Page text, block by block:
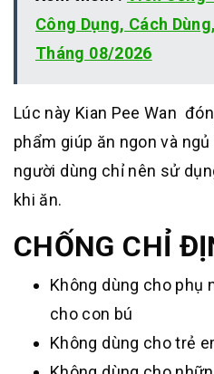
Công Dụng, Cách
Tháng 08/2026
Lúc này Kian Pee Wan
phẩm giúp ăn ngon và
người dùng chỉ nên sử
khi ăn.
CHỐNG CHỈ
Không dùng cho phụ
cho con bú
Không dùng cho trẻ